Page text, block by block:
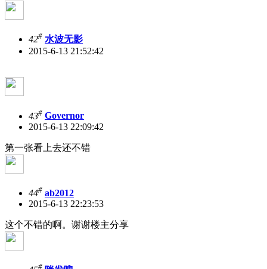
42# 水波无影
2015-6-13 21:52:42
43# Governor
2015-6-13 22:09:42
第一张看上去还不错
44# ab2012
2015-6-13 22:23:53
这个不错的啊。谢谢楼主分享
#